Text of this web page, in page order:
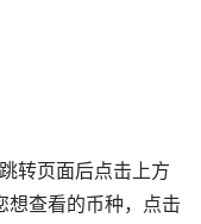
转页面后点击上方
想查看的币种，点击